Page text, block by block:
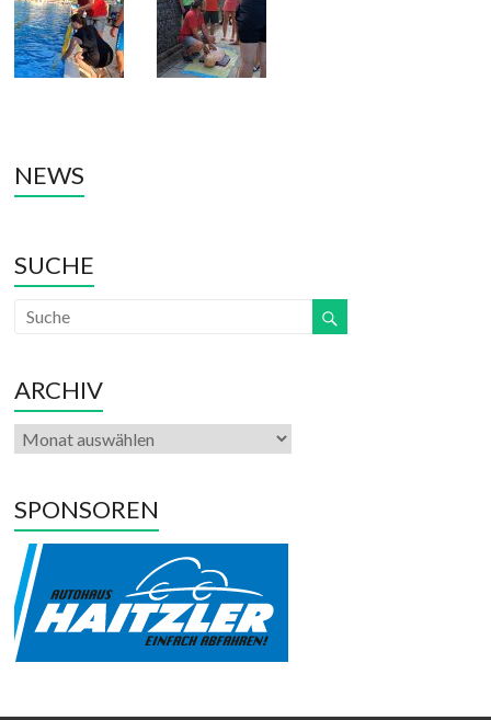
NEWS
SUCHE
ARCHIV
SPONSOREN